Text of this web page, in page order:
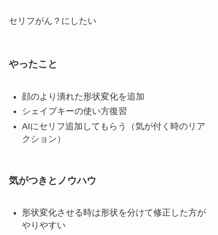
セリフがん？にしたい
やったこと
顔のより潰れた形状変化を追加
シェイプキーの使い方復習
AIにセリフ追加してもらう（気が付く時のリア
クション）
気がつきとノウハウ
形状変化させる時は形状を分けて修正した方が
やりやすい